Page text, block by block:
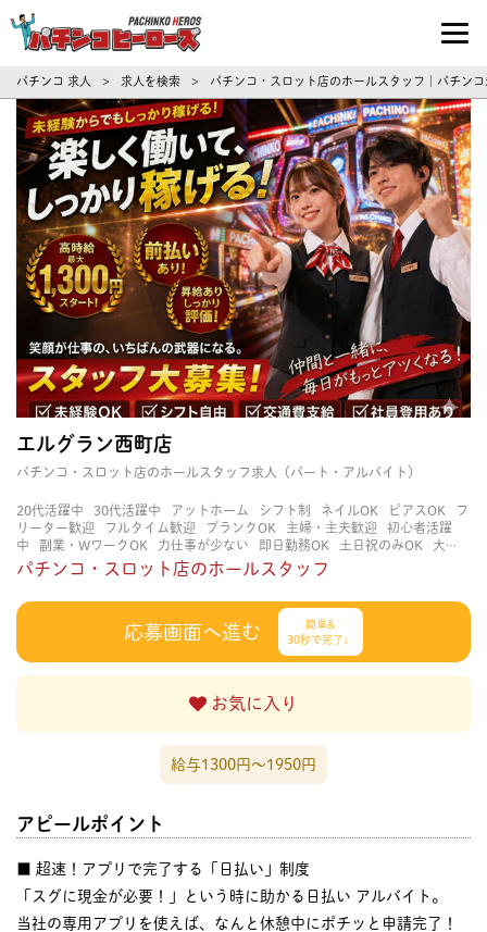
パチンコ求人・転職ならパチンコヒーロ
パチンコ 求人 > 求人を検索 > パチンコ・スロット店のホールスタッフ｜パチン
エルグラン西町店
パチンコ・スロット店のホールスタッフ求人（パート・アルバイト）
20代活躍中 30代活躍中 アットホーム シフト制 ネイルOK ピアスOK
フ
リーター歓迎
フルタイム歓迎 ブランクOK 主婦・主夫歓迎
初心者活躍
中
副業・WワークOK 力仕事が少ない 即日勤務OK 土日祝のみOK
大学
生歓迎
学歴不問 決められた時間できっちり 知識・経験不要
資格者歓迎
自分の都合に合わせやすい 茶髪OK 賑やかな職場
パチンコ・スロット店のホールスタッフ
応募画面へ進む
簡単&
30秒で完了♩
お気に入り
給与1300円〜1950円
アピールポイント
■ 超速！アプリで完了する「日払い」制度
「スグに現金が必要！」という時に助かる日払い アルバイト。
当社の専用アプリを使えば、なんと休憩中にポチッと申請完了！